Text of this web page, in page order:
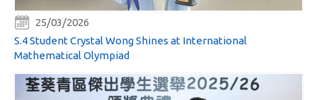
25/03/2026
S.4 Student Crystal Wong Shines at International
Mathematical Olympiad